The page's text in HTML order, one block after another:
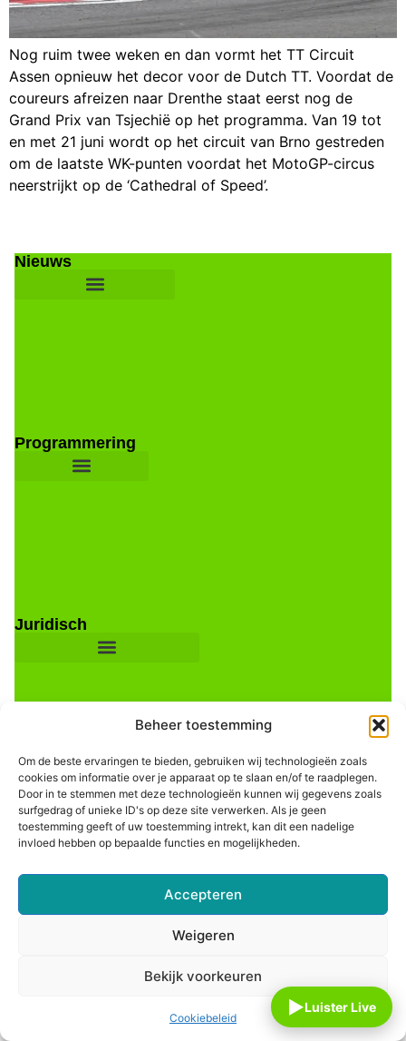
Beheer toestemming
Om de beste ervaringen te bieden, gebruiken wij technologieën zoals
cookies om informatie over je apparaat op te slaan en/of te raadplegen.
Door in te stemmen met deze technologieën kunnen wij gegevens zoals
surfgedrag of unieke ID's op deze site verwerken. Als je geen
toestemming geeft of uw toestemming intrekt, kan dit een nadelige
invloed hebben op bepaalde functies en mogelijkheden.
Accepteren
Weigeren
Bekijk voorkeuren
Cookiebeleid
Nog ruim twee weken en dan vormt het TT Circuit
Assen opnieuw het decor voor de Dutch TT. Voordat de
coureurs afreizen naar Drenthe staat eerst nog de
Grand Prix van Tsjechië op het programma. Van 19 tot
en met 21 juni wordt op het circuit van Brno gestreden
om de laatste WK-punten voordat het MotoGP-circus
neerstrijkt op de ‘Cathedral of Speed’.
Nieuws
Programmering
Juridisch
Informatie
▶Luister Live